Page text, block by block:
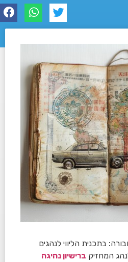
בתכנית הליווי לנהגים
המחזיק ברישיון נהיגה